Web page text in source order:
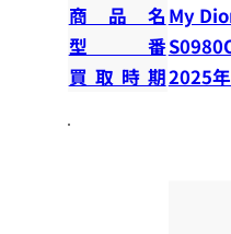
商品名 My
型番
買取時期2025